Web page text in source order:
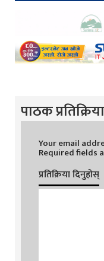
पाठक
Your email
Required fields
प्रतिक्रिया दिनुहोस्